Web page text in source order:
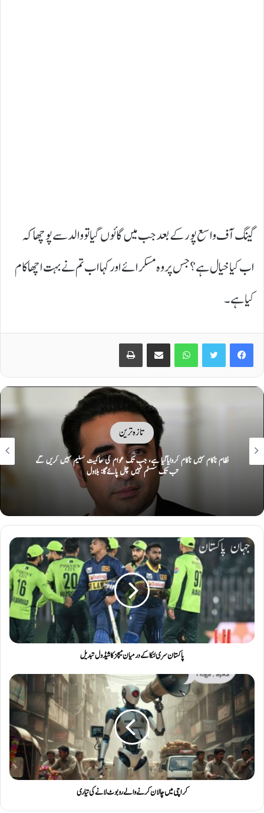
گینگ آف واسع پور کے بعد جب میں گائوں گیا تو والد سے پوچھا کہ
اب کیا خیال ہے؟ جس پر وہ مسکرائے اور کہا اب تم نے بہت اچھا کام
کیا ہے۔
Facebook
Twitter
WhatsApp
Share via Email
Print
تازہ ترین
تین بڑی معاشی، عسکری و سیاسی طاقتوں کا یکجا ہونا پوری امت کیلئے خوشخبری ہے:
مریم نواز
پاکستان سری لنکا کے درمیان میچز کا شیڈول تبدیل
کراچی میں چالان کرنے والے روبوٹ لانے کی تیاری